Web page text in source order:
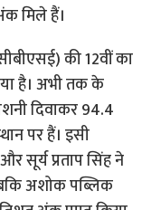
मिले हैं।
की 12वीं का
है। अभी तक के
दिवाकर 94.4
पर हैं। इसी
सूर्य प्रताप सिंह ने
अशोक पब्लिक